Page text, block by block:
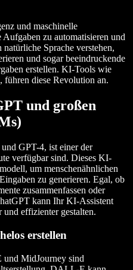
und maschinelle
zu automatisieren und
Sprache verstehen,
und sogar beeindruckende
erstellen. KI-Tools wie
diese Revolution an.
und großen
GPT-4, ist einer der
verfügbar sind. Dieses KI-
um menschenähnlichen
zu generieren. Egal, ob
zusammenfassen oder
kann Ihr KI-Assistent
und effizienter gestalten.
erstellen
MidJourney sind